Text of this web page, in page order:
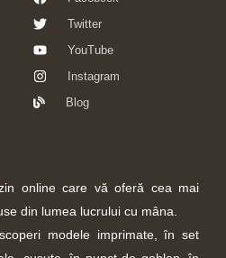
Twitter
YouTube
Instagram
Blog
online care vă oferă cea mai
din lumea lucrului cu mâna.
modele imprimate, în set